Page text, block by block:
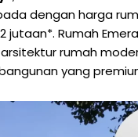
dengan harga
jutaan*. Rumah
rumah
yang